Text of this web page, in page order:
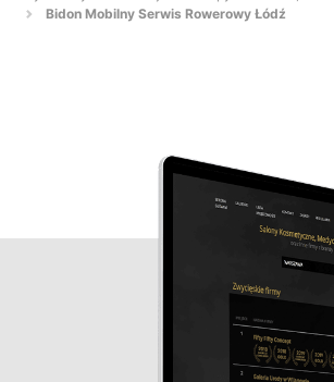
Bidon Mobilny Serwis Rowerowy Łódź